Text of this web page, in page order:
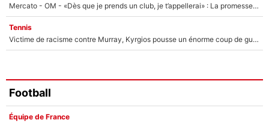
Mercato - OM - «Dès que je prends un club, je t’appellerai» : La promesse de Marcelino au moment de claquer la porte
Tennis
Victime de racisme contre Murray, Kyrgios pousse un énorme coup de gueule !
Football
Équipe de France